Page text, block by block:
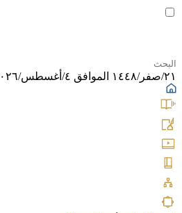
٢١/صفر/١٤٤٨ الموافق ٤/أغسطس/٢٠٢٦